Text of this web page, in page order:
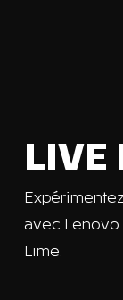
LIVE
avec
Lime.